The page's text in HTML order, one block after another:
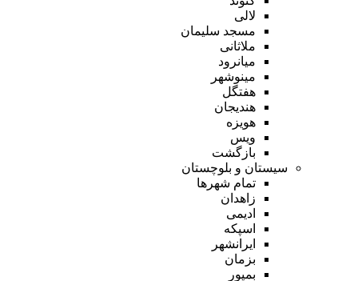
لالی
مسجد سلیمان
ملاثانی
میانرود
مینوشهر
هفتگل
هندیجان
هویزه
ویس
بازگشت
سیستان و بلوچستان
تمام شهر‌ها
زاهدان
ادیمی
اسپکه
ایرانشهر
بزمان
بمپور